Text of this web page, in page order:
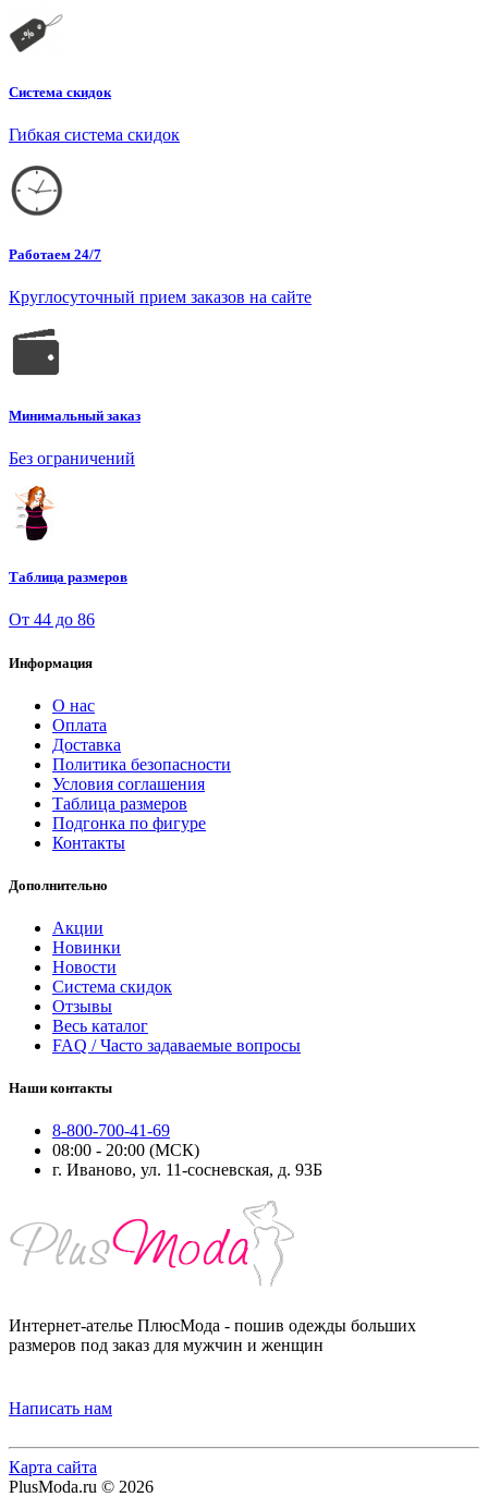
Система скидок
Гибкая система скидок
Работаем 24/7
Круглосуточный прием заказов на сайте
Минимальный заказ
Без ограничений
Таблица размеров
От 44 до 86
Информация
О нас
Оплата
Доставка
Политика безопасности
Условия соглашения
Таблица размеров
Подгонка по фигуре
Контакты
Дополнительно
Акции
Новинки
Новости
Система скидок
Отзывы
Весь каталог
FAQ / Часто задаваемые вопросы
Наши контакты
8-800-700-41-69
08:00 - 20:00 (МСК)
г. Иваново, ул. 11-сосневская, д. 93Б
Интернет-ателье ПлюсМода - пошив одежды больших
размеров под заказ для мужчин и женщин
Написать нам
Карта сайта
PlusModa.ru © 2026